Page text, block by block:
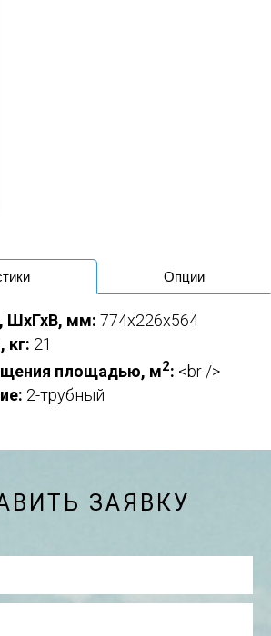
Опции
ШхГхВ, мм: 774x226x564
кг: 21
площадью, м2: <br />
2-трубный
ЗАЯВКУ